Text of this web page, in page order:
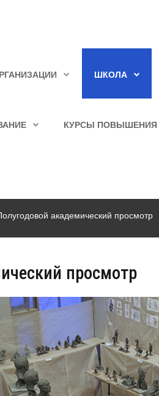
ШКОЛА
КУРСЫ ПОВЫШЕНИЯ
академический просмотр
просмотр